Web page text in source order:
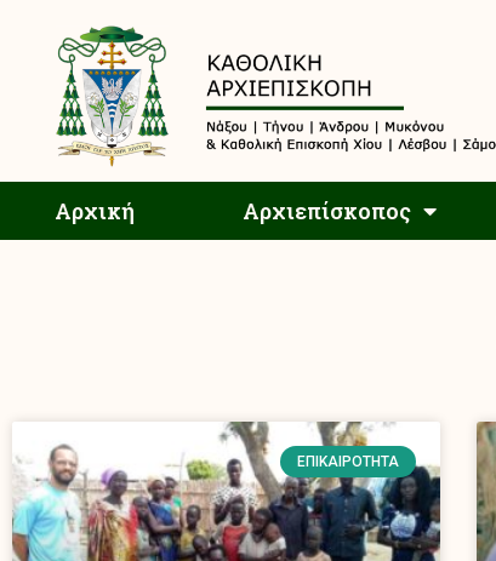
Αρχική Αρχιεπίσκοπος
ΕΠΙΚΑΙΡΌΤΗΤΑ